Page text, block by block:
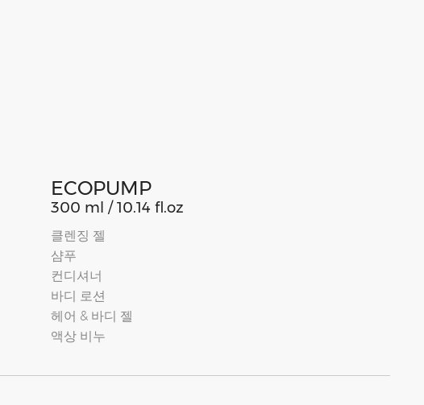
ECOPUMP
300 ml / 10.14 fl.oz
클렌징 젤
샴푸
컨디셔너
바디 로션
헤어 & 바디 젤
액상 비누